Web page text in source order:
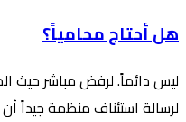
هل أحتاج محامياً؟
ليس دائماً. لرفض مباشر
لرسالة استئناف منظمة جيداً